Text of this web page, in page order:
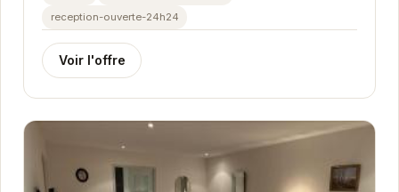
reception-ouverte-24h24
Voir l'offre